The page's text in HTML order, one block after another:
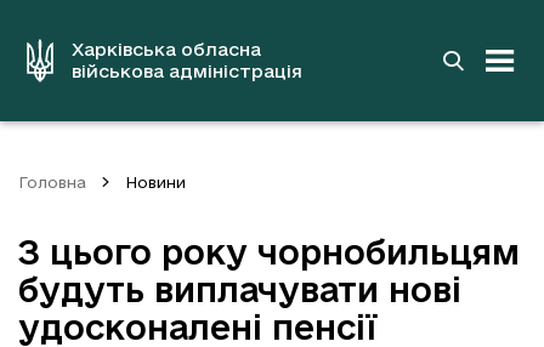
вмістуХарківська обласна
військова адміністрація
Головна Новини
З цього року чорнобильцям
будуть виплачувати нові
удосконалені пенсії